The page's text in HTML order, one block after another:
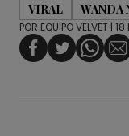
VIRAL
WANDA
POR EQUIPO VELVET |